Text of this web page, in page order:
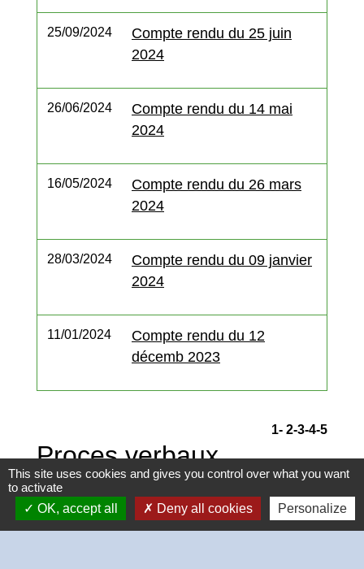
25/09/2024
Compte rendu du 25 juin
2024
26/06/2024
Compte rendu du 14 mai
2024
16/05/2024
Compte rendu du 26 mars
2024
28/03/2024
Compte rendu du 09 janvier
2024
11/01/2024
Compte rendu du 12
décemb 2023
1- 2-3-4-5
Proces verbaux
keyboard_arrow_rightListe des délibérations
This site uses cookies and gives you control over what you want
to activate
OK, accept all
Deny all cookies Personalize